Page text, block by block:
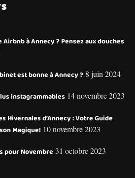
à Annecy ? Pensez aux douches
est bonne à Annecy ? 8 juin 2024
instagrammables 14 novembre 2023
Hivernales d’Annecy : Votre Guide
Magique! 10 novembre 2023
pour Novembre 31 octobre 2023